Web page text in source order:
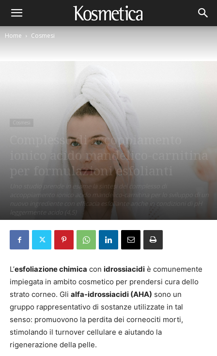
Home Cosmesi
Cosmesi
Complesso di accoppiamento
ionico acido mandelico-carnitina
per formulazioni esfolianti
Uno studio prende in esame la sintesi del complesso di
accoppiamento ionico acido mandelico-carnitina per lo sviluppo di un
nuovo ingrediente con efficacia esfoliante anche in condizioni di pH
leggermente acido (4,5)
L’esfoliazione chimica con idrossiacidi è comunemente
impiegata in ambito cosmetico per prendersi cura dello
strato corneo. Gli alfa-idrossiacidi (AHA) sono un
gruppo rappresentativo di sostanze utilizzate in tal
senso: promuovono la perdita dei corneociti morti,
stimolando il turnover cellulare e aiutando la
rigenerazione della pelle.